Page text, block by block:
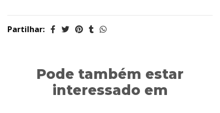
Partilhar:
Pode também estar
interessado em